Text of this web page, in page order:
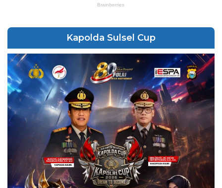
Kapolda Sulsel Cup